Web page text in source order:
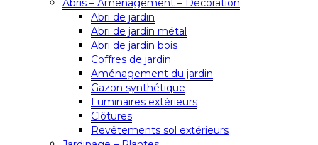
Abris – Amenagement – Décoration
Abri de jardin
Abri de jardin métal
Abri de jardin bois
Coffres de jardin
Aménagement du jardin
Gazon synthétique
Luminaires extérieurs
Clôtures
Revêtements sol extérieurs